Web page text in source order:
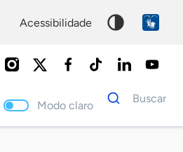
acessibilidade
Modo claro
Dados
para
Buscar